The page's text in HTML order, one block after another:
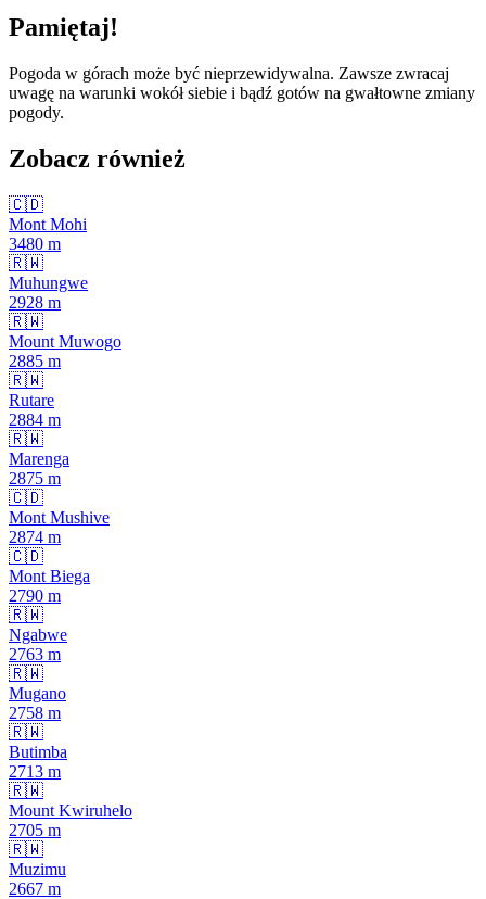
Pamiętaj!
Pogoda w górach może być nieprzewidywalna. Zawsze zwracaj
uwagę na warunki wokół siebie i bądź gotów na gwałtowne zmiany
pogody.
Zobacz również
🇨🇩
Mont Mohi
3480 m
🇷🇼
Muhungwe
2928 m
🇷🇼
Mount Muwogo
2885 m
🇷🇼
Rutare
2884 m
🇷🇼
Marenga
2875 m
🇨🇩
Mont Mushive
2874 m
🇨🇩
Mont Biega
2790 m
🇷🇼
Ngabwe
2763 m
🇷🇼
Mugano
2758 m
🇷🇼
Butimba
2713 m
🇷🇼
Mount Kwiruhelo
2705 m
🇷🇼
Muzimu
2667 m